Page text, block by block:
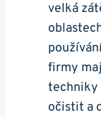
velká
firmy
techniky
očistit a